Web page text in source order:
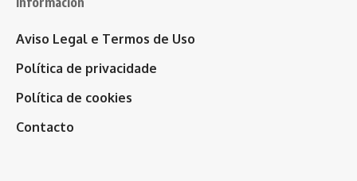
Aviso Legal e Termos de Uso
Política de privacidade
Política de cookies
Contacto